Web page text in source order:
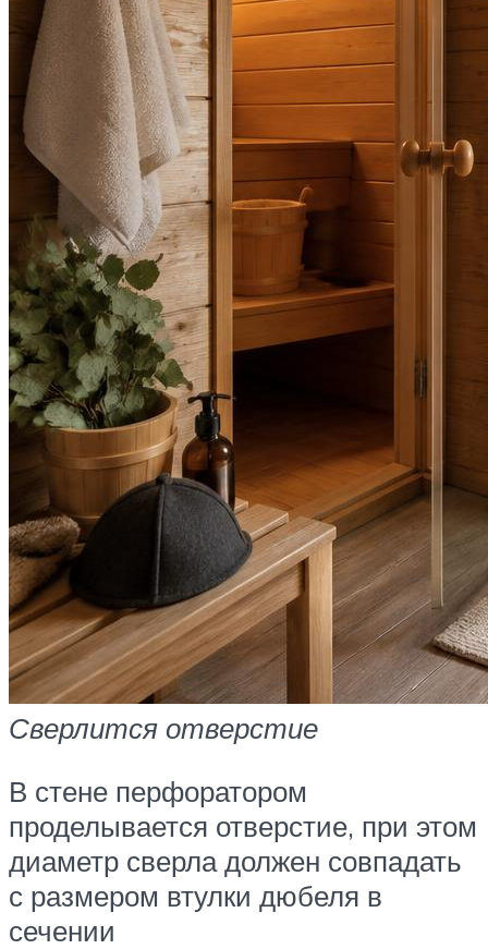
Сверлится отверстие
В стене перфоратором
проделывается отверстие, при этом
диаметр сверла должен совпадать
с размером втулки дюбеля в
сечении